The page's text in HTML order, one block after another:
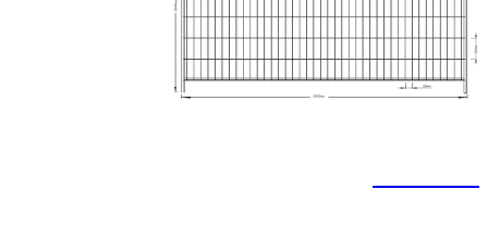
גדר זמנית